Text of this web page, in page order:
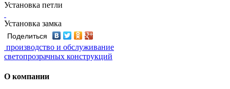
Установка петли
Установка замка
Поделиться
производство и обслуживание
светопрозрачных конструкций
О компании